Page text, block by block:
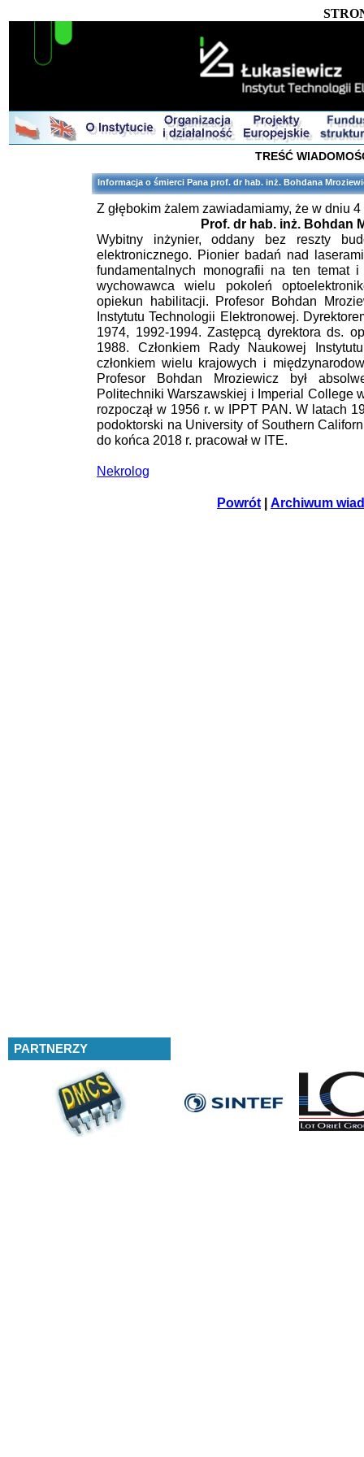
TREŚĆ
Informacja o śmierci Pana prof. dr hab. inż. Bohdana
Z głębokim żalem zawiadamiamy, że w dniu
Prof. dr hab. inż. Bohdan
Wybitny inżynier, oddany bez reszty
elektronicznego. Pionier badań nad
fundamentalnych monografii na ten temat
wychowawca wielu pokoleń
opiekun habilitacji. Profesor Bohdan
Instytutu Technologii Elektronowej.
1974, 1992-1994. Zastępcą dyrektora ds.
1988. Członkiem Rady Naukowej
członkiem wielu krajowych i
Profesor Bohdan Mroziewicz był
Politechniki Warszawskiej i Imperial College
rozpoczął w 1956 r. w IPPT PAN. W latach
podoktorski na University of Southern
do końca 2018 r. pracował w ITE.
Nekrolog
Powrót | Archiwum
PARTNERZY